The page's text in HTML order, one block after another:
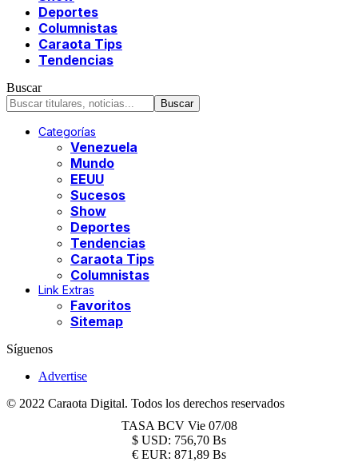
Deportes
Columnistas
Caraota Tips
Tendencias
Buscar
Categorías
Venezuela
Mundo
EEUU
Sucesos
Show
Deportes
Tendencias
Caraota Tips
Columnistas
Link Extras
Favoritos
Sitemap
Síguenos
Advertise
© 2022 Caraota Digital. Todos los derechos reservados
TASA BCV Vie 07/08
$ USD: 756,70 Bs
€ EUR: 871,89 Bs